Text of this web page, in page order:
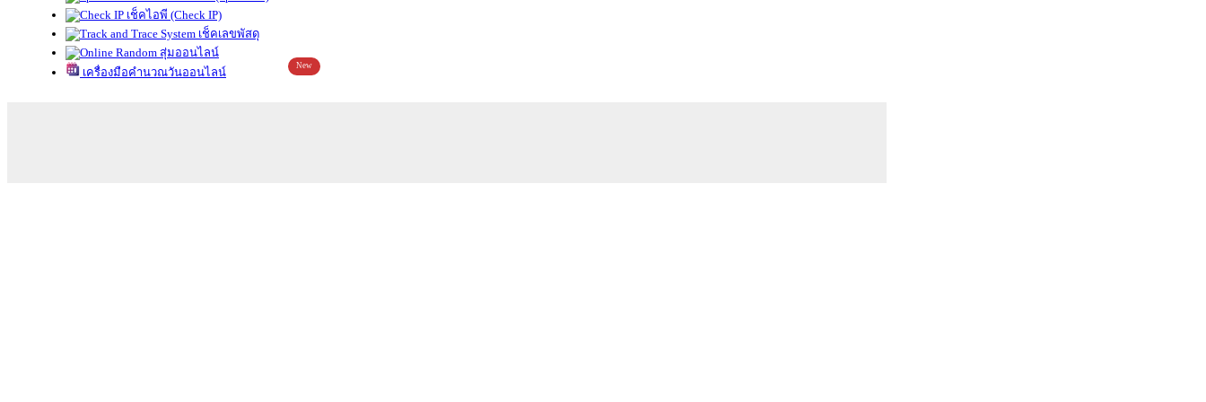
เช็คไอพี (Check IP)
เช็คเลขพัสดุ
สุ่มออนไลน์
เครื่องมือคำนวณวันออนไลน์
New